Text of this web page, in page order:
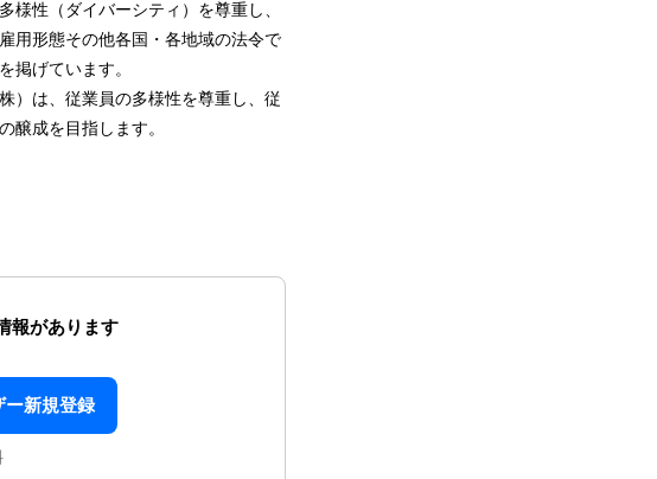
性（ダイバーシティ）を尊重し、
用形態その他各国・各地域の法令で
掲げています。
）は、従業員の多様性を尊重し、従
醸成を目指します。
報があります
ー新規登録